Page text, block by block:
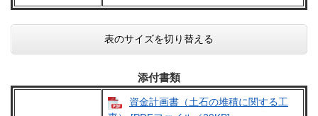
表のサイズを切り替える
添付書類
資金計画書（土石の堆積に関する工